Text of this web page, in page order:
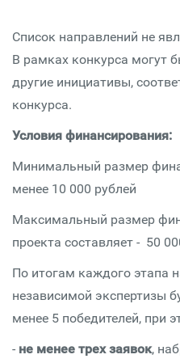
Список направлений не
В рамках конкурса могут
другие инициативы,
конкурса.
Условия финансирования:
Минимальный размер
менее 10 000 рублей
Максимальный размер
проекта составляет - 50
По итогам каждого этапа
независимой экспертизы
менее 5 победителей, при
- не менее трех заявок,